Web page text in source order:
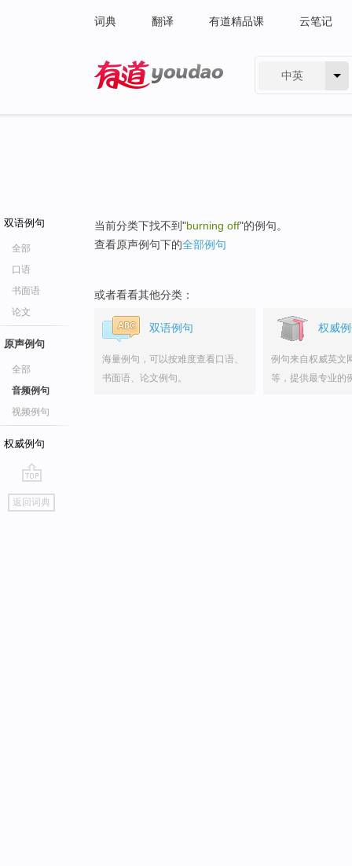
词典 翻译 有道精品课 云笔记
中英
双语例句
全部
口语
书面语
论文
原声例句
全部
音频例句
视频例句
权威例句
go
top
返回词典
当前分类下找不到"burning off"的例句。
查看原声例句下的全部例句
或者看看其他分类：
双语例句
海量例句，可以按难度查看口语、
书面语、论文例句。
权威
例句来自权威英文
等，提供最专业的